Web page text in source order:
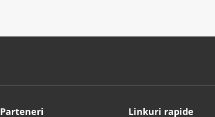
Parteneri Linkuri rapide